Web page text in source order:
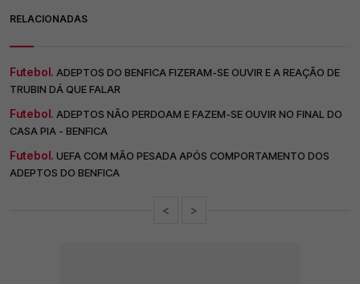
RELACIONADAS
Futebol. ADEPTOS DO BENFICA FIZERAM-SE OUVIR E A REAÇÃO DE
TRUBIN DÁ QUE FALAR
Futebol. ADEPTOS NÃO PERDOAM E FAZEM-SE OUVIR NO FINAL DO
CASA PIA - BENFICA
Futebol. UEFA COM MÃO PESADA APÓS COMPORTAMENTO DOS
ADEPTOS DO BENFICA
< >